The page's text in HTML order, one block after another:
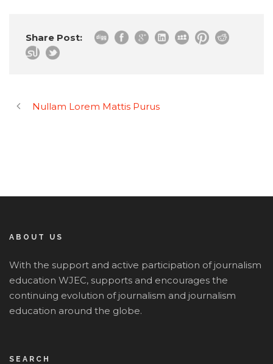
Share Post:
Nullam Lorem Mattis Purus
ABOUT US
With the support and active participation of journalism
education WJEC, supports and encourages the
continuing evolution of journalism and journalism
education around the globe.
SEARCH